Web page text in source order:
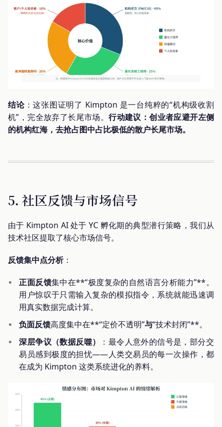
结论：这张图证明了 Kimpton 是一台纯粹的“机构级收割
机”，完全放弃了长尾市场。行动建议：创业者应避开左侧
的机构红海，去抢占图中占比极低的散户长尾市场。
5. 社区反馈与市场信号
由于 Kimpton AI 处于 YC 孵化期的典型潜行策略，我们从
技术社区提取了核心市场信号。
反馈集中点分析：
正面反馈集中在**“极度复杂的自然语言分析能力”**。
用户惊叹于只需输入复杂的模拟指令，系统就能迅速调
用真实数据完成计算。
负面反馈高度集中在**“定价不透明”与“技术封闭”**。
深层争议（数据反噬）
：最令人意外的信号是，部分交
易员感到极度的担忧——人类交易员的每一次操作，都
在成为 Kimpton 这类系统进化的养料。